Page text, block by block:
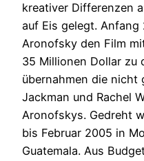
kreativer Differenzen
auf Eis gelegt.
Aronofsky den Film
35 Millionen Dollar zu
übernahmen die nicht
Jackman und Rachel
Aronofskys. Gedreht
bis Februar 2005 in
Guatemala. Aus